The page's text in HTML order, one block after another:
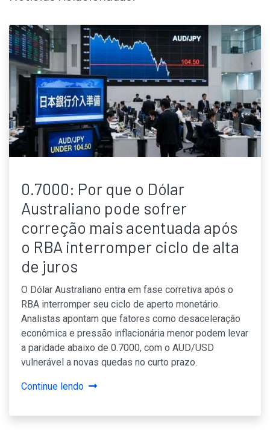
0.7000: Por que o Dólar
Australiano pode sofrer
correção mais acentuada após
o RBA interromper ciclo de alta
de juros
O Dólar Australiano entra em fase corretiva após o
RBA interromper seu ciclo de aperto monetário.
Analistas apontam que fatores como desaceleração
econômica e pressão inflacionária menor podem levar
a paridade abaixo de 0.7000, com o AUD/USD
vulnerável a novas quedas no curto prazo.
Continue lendo